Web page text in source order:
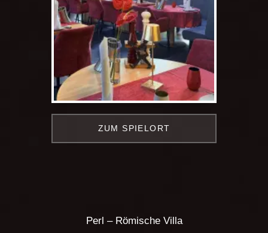
ZUM SPIELORT
Perl – Römische Villa